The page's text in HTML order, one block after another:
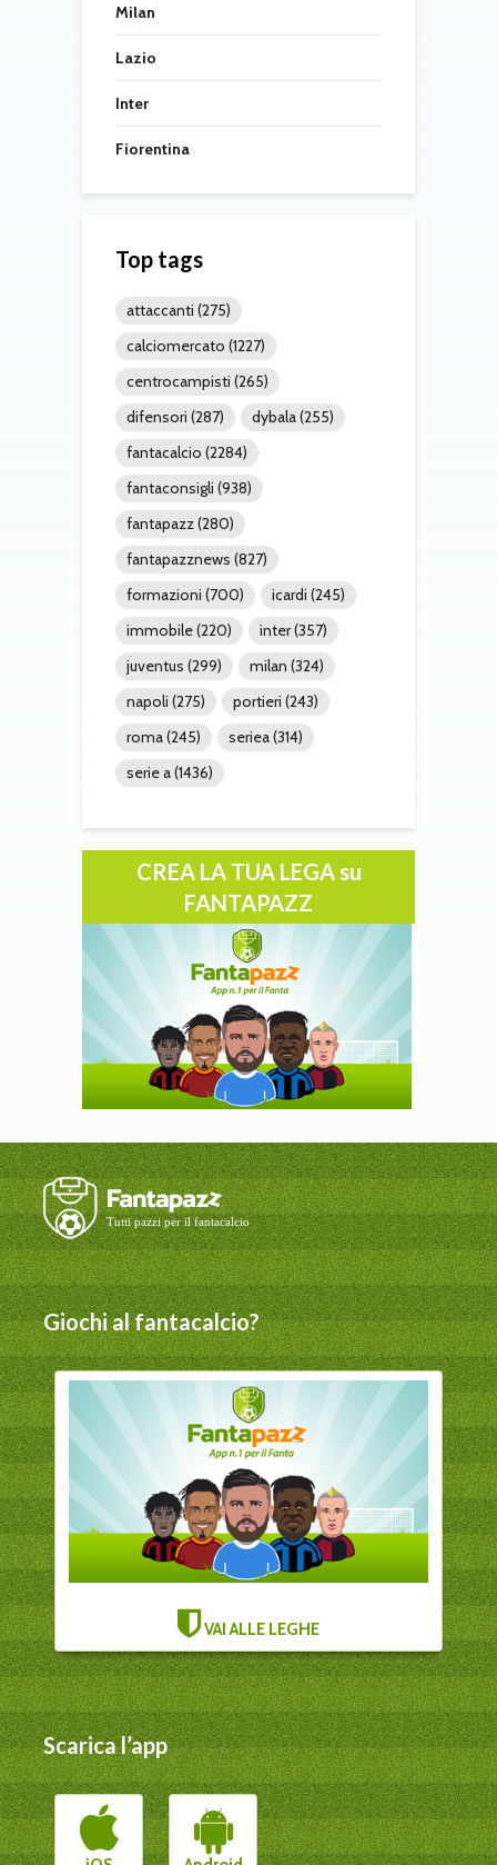
Milan
Lazio
Inter
Fiorentina
Top tags
attaccanti (275)
calciomercato (1227)
centrocampisti (265)
difensori (287) dybala(255)
fantacalcio (2284)
fantaconsigli (938)
fantapazz(280)
fantapazznews (827)
formazioni (700) icardi (245)
immobile(220) inter(357)
juventus (299) milan (324)
napoli (275) portieri (243)
roma(245) seriea(314)
serie a(1436)
CREA LA TUA LEGA su
FANTAPAZZ
Giochi al fantacalcio?
VAI ALLE LEGHE
Scarica l’app